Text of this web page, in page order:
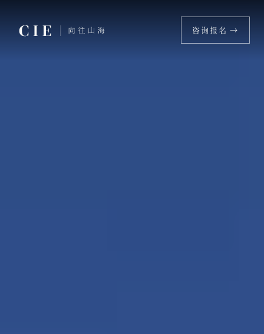
咨询报名 →